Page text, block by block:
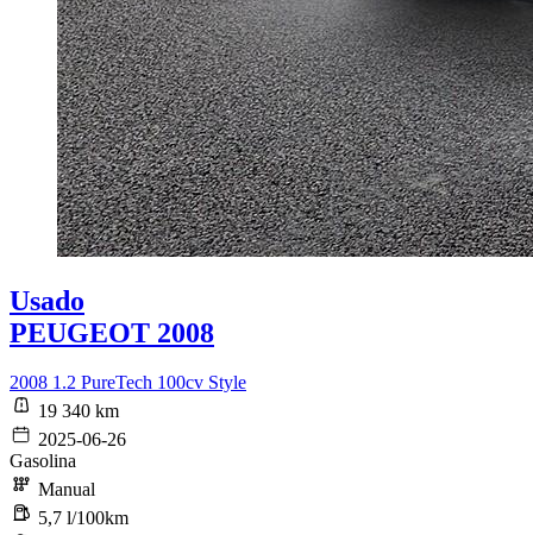
Usado
PEUGEOT 2008
2008 1.2 PureTech 100cv Style
19 340 km
2025-06-26
Gasolina
Manual
5,7 l/100km